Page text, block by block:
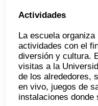
Actividades
La escuela
actividades con el
diversión y cultura.
visitas a la
de los alrededores,
en vivo, juegos de
instalaciones